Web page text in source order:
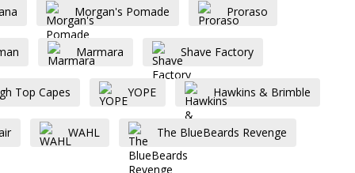
Morgan's Pomade Proraso
Marmara Shave Factory
Top Capes YOPE Hawkins & Brimble
WAHL The BlueBeards Revenge